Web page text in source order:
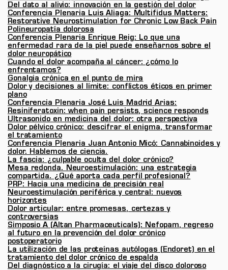
Del dato al alivio: innovación en la gestión del dolor
Conferencia Plenaria Luis Aliaga: Multifidus Matters:
Restorative Neurostimulation for Chronic Low Back Pain
Polineuropatía dolorosa
Conferencia Plenaria Enrique Reig: Lo que una
enfermedad rara de la piel puede enseñarnos sobre el
dolor neuropático
Cuando el dolor acompaña al cáncer: ¿cómo lo
enfrentamos?
Gonalgia crónica en el punto de mira
Dolor y decisiones al límite: conflictos éticos en primer
plano
Conferencia Plenaria José Luis Madrid Arias:
Resiniferatoxin: when pain persists, science responds
Ultrasonido en medicina del dolor: otra perspectiva
Dolor pélvico crónico: descifrar el enigma, transformar
el tratamiento
Conferencia Plenaria Juan Antonio Micó: Cannabinoides y
dolor. Hablemos de ciencia.
La fascia: ¿culpable oculta del dolor crónico?
Mesa redonda. Neuroestimulación: una estrategia
compartida. ¿Qué aporta cada perfil profesional?
PRP: Hacia una medicina de precisión real
Neuroestimulación periférica y central: nuevos
horizontes
Dolor articular: entre promesas, certezas y
controversias
Simposio A (Altan Pharmaceuticals): Nefopam, regreso
al futuro en la prevención del dolor crónico
postoperatorio
La utilización de las proteínas autólogas (Endoret) en el
tratamiento del dolor crónico de espalda
Del diagnóstico a la cirugía: el viaje del disco doloroso